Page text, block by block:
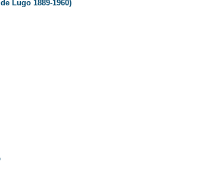
Lugo 1889-1960)